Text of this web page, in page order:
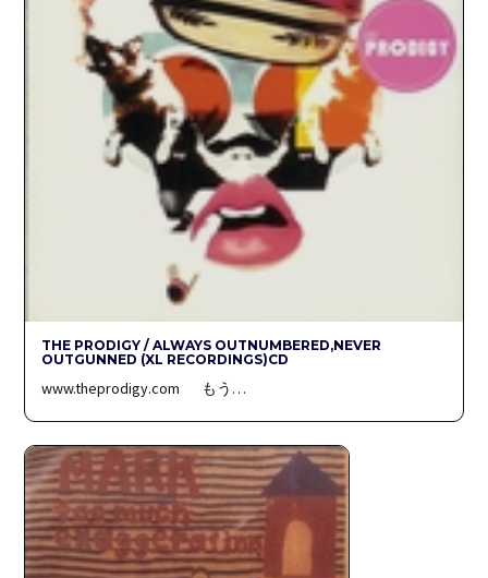
THE PRODIGY / ALWAYS OUTNUMBERED,NEVER
OUTGUNNED (XL RECORDINGS)CD
www.theprodigy.com もう…